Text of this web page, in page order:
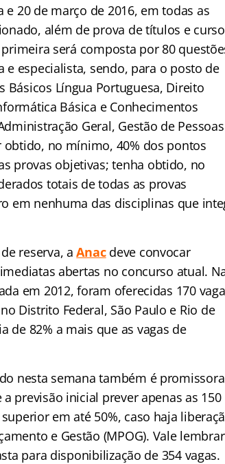
20 de março de 2016, em todas as
além de prova de títulos e
será composta por 80
e especialista, sendo, para o posto de
Língua Portuguesa, Direito
Básica e Conhecimentos
Geral, Gestão de
obtido, no mínimo, 40% dos pontos
provas objetivas; tenha obtido, no
totais de todas as provas
em nenhuma das disciplinas que
reserva, aAnacdeve convocar
abertas no concurso atual.
em 2012, foram oferecidas 170
Distrito Federal, São Paulo e Rio de
de 82% a mais que as vagas de
nesta semana também é
previsão inicial prever apenas as 150
em até 50%, caso haja
e Gestão (MPOG). Vale
para disponibilização de 354 vagas.